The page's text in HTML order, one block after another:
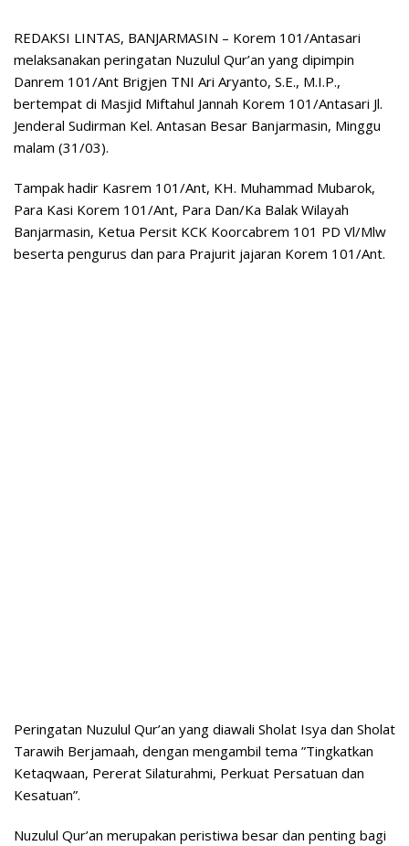
REDAKSI LINTAS, BANJARMASIN – Korem 101/Antasari
melaksanakan peringatan Nuzulul Qur’an yang dipimpin
Danrem 101/Ant Brigjen TNI Ari Aryanto, S.E., M.I.P.,
bertempat di Masjid Miftahul Jannah Korem 101/Antasari Jl.
Jenderal Sudirman Kel. Antasan Besar Banjarmasin, Minggu
malam (31/03).
Tampak hadir Kasrem 101/Ant, KH. Muhammad Mubarok,
Para Kasi Korem 101/Ant, Para Dan/Ka Balak Wilayah
Banjarmasin, Ketua Persit KCK Koorcabrem 101 PD Vl/Mlw
beserta pengurus dan para Prajurit jajaran Korem 101/Ant.
Peringatan Nuzulul Qur’an yang diawali Sholat Isya dan Sholat
Tarawih Berjamaah, dengan mengambil tema ”Tingkatkan
Ketaqwaan, Pererat Silaturahmi, Perkuat Persatuan dan
Kesatuan”.
Nuzulul Qur’an merupakan peristiwa besar dan penting bagi